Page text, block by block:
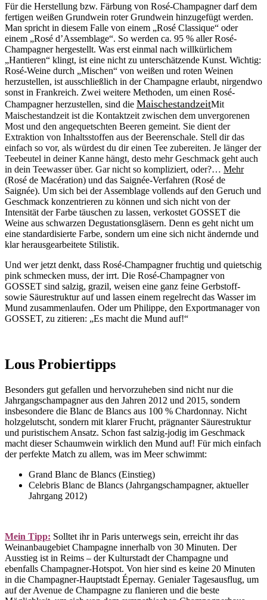
Für die Herstellung bzw. Färbung von Rosé-Champagner darf dem
fertigen weißen Grundwein roter Grundwein hinzugefügt werden.
Man spricht in diesem Falle von einem „Rosé Classique“ oder
einem „Rosé d’Assemblage“. So werden ca. 95 % aller Rosé-
Champagner hergestellt. Was erst einmal nach willkürlichem
„Hantieren“ klingt, ist eine nicht zu unterschätzende Kunst. Wichtig:
Rosé-Weine durch „Mischen“ von weißen und roten Weinen
herzustellen, ist ausschließlich in der Champagne erlaubt, nirgendwo
sonst in Frankreich. Zwei weitere Methoden, um einen Rosé-
Champagner herzustellen, sind die MaischestandzeitMit
Maischestandzeit ist die Kontaktzeit zwischen dem unvergorenen
Most und den angequetschten Beeren gemeint. Sie dient der
Extraktion von Inhaltsstoffen aus der Beerenschale. Stell dir das
einfach so vor, als würdest du dir einen Tee zubereiten. Je länger der
Teebeutel in deiner Kanne hängt, desto mehr Geschmack geht auch
in dein Teewasser über. Gar nicht so kompliziert, oder?… Mehr
(Rosé de Macération) und das Saignée-Verfahren (Rosé de
Saignée). Um sich bei der Assemblage vollends auf den Geruch und
Geschmack konzentrieren zu können und sich nicht von der
Intensität der Farbe täuschen zu lassen, verkostet GOSSET die
Weine aus schwarzen Degustationsgläsern. Denn es geht nicht um
eine standardisierte Farbe, sondern um eine sich nicht ändernde und
klar herausgearbeitete Stilistik.
Und wer jetzt denkt, dass Rosé-Champagner fruchtig und quietschig
pink schmecken muss, der irrt. Die Rosé-Champagner von
GOSSET sind salzig, grazil, weisen eine ganz feine Gerbstoff-
sowie Säurestruktur auf und lassen einem regelrecht das Wasser im
Mund zusammenlaufen. Oder um Philippe, den Exportmanager von
GOSSET, zu zitieren: „Es macht die Mund auf!“
Lous Probiertipps
Besonders gut gefallen und hervorzuheben sind nicht nur die
Jahrgangschampagner aus den Jahren 2012 und 2015, sondern
insbesondere die Blanc de Blancs aus 100 % Chardonnay. Nicht
holzgelutscht, sondern mit klarer Frucht, prägnanter Säurestruktur
und puristischem Ansatz. Schon fast salzig-jodig im Geschmack
macht dieser Schaumwein wirklich den Mund auf! Für mich einfach
der perfekte Match zu allem, was im Meer schwimmt:
Grand Blanc de Blancs (Einstieg)
Celebris Blanc de Blancs (Jahrgangschampagner, aktueller
Jahrgang 2012)
Mein Tipp: Solltet ihr in Paris unterwegs sein, erreicht ihr das
Weinanbaugebiet Champagne innerhalb von 30 Minuten. Der
Ausstieg ist in Reims – der Kulturstadt der Champagne und
ebenfalls Champagner-Hotspot. Von hier sind es keine 20 Minuten
in die Champagner-Hauptstadt Épernay. Genialer Tagesausflug, um
auf der Avenue de Champagne zu flanieren und die beste